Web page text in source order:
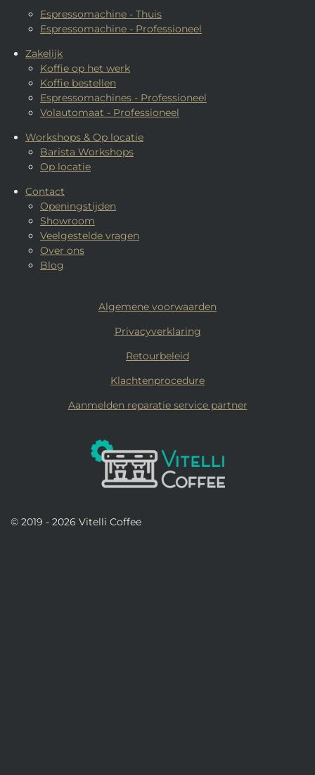
Espressomachine - Thuis
Espressomachine - Professioneel
Zakelijk
Koffie op het werk
Koffie bestellen
Espressomachines - Professioneel
Volautomaat - Professioneel
Workshops & Op locatie
Barista Workshops
Op locatie
Contact
Openingstijden
Showroom
Veelgestelde vragen
Over ons
Blog
Algemene voorwaarden
Privacyverklaring
Retourbeleid
Klachtenprocedure
Aanmelden reparatie service partner
© 2019 - 2026 Vitelli Coffee